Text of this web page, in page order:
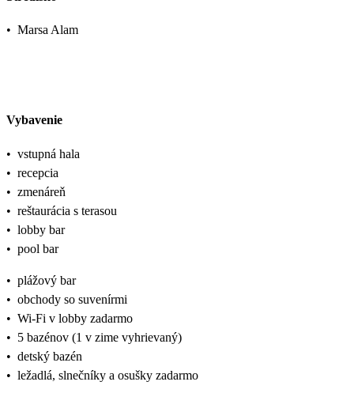
• Marsa Alam
Vybavenie
• vstupná hala
• recepcia
• zmenáreň
• reštaurácia s terasou
• lobby bar
• pool bar
• plážový bar
• obchody so suvenírmi
• Wi-Fi v lobby zadarmo
• 5 bazénov (1 v zime vyhrievaný)
• detský bazén
• ležadlá, slnečníky a osušky zadarmo